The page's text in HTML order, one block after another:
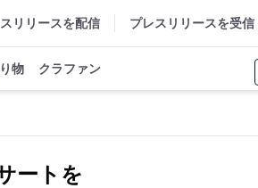
リリースを配信 プレスリリースを受信
物 クラファン
ートを